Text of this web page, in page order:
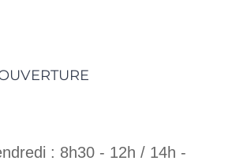
: 8h30 - 12h / 14h -